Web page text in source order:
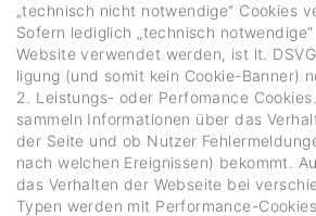
„tech­nisch nicht notwen­dige“ Cookies
Sofern ledig­lich „tech­nisch
Website verwendet werden, ist lt.
li­gung (und somit kein Cookie-Banner)
2. Leis­tungs- oder Perfo­mance
sammeln Infor­ma­tionen über das
der Seite und ob Nutzer
nach welchen Ereig­nissen) bekommt.
das Verhalten der Webseite bei
Typen werden mit Perfor­mance-Cookies